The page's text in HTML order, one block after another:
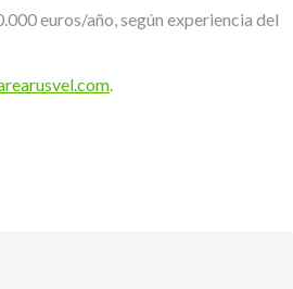
euros/año, según experiencia del